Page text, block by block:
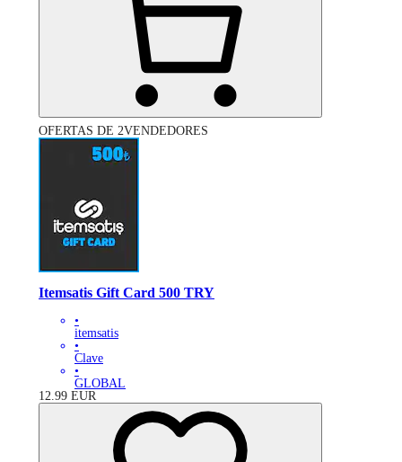
OFERTAS DE 2VENDEDORES
Itemsatis Gift Card 500 TRY
•
itemsatis
•
Clave
•
GLOBAL
12.99 EUR